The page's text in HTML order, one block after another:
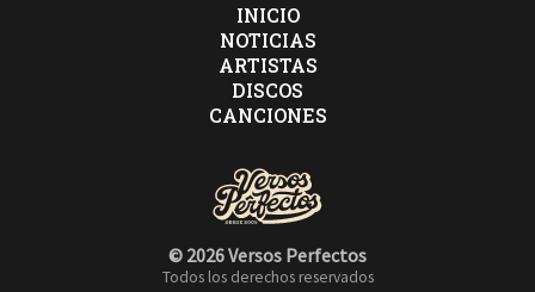
INICIO
NOTICIAS
ARTISTAS
DISCOS
CANCIONES
© 2026 Versos Perfectos
Todos los derechos reservados